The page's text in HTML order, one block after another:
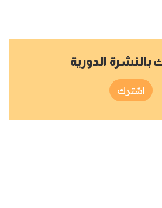
بالنشرة الدورية
اشترك